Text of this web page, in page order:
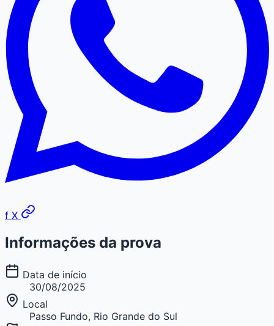
f X
Informações da prova
Data de início
30/08/2025
Local
Passo Fundo, Rio Grande do Sul